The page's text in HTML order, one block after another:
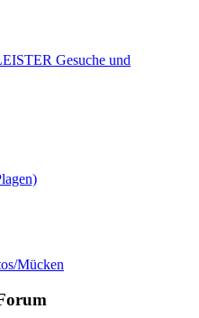
Gesuche und
Mücken